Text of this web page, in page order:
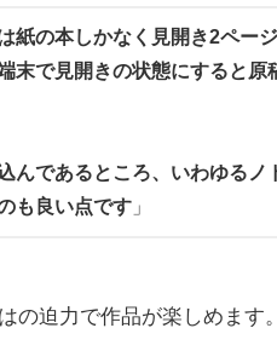
紙の本しかなく見開き2ペー
末で見開きの状態にすると
んであるところ、いわゆる
も良い点です 」
の迫力で作品が楽しめます。